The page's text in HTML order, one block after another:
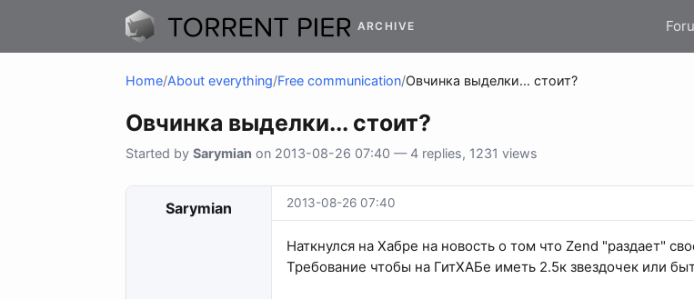
ARCHIVE
Home/About everything/Free communication/Овчинка выделки... стоит?
Овчинка выделки... стоит?
Started by Sarymian on 2013-08-26 07:40 — 4 replies, 1231 views
Sarymian 2013-08-26 07:40
Наткнулся на Хабре на новость о том что Zend "раздает"
Требование чтобы на ГитХАБе иметь 2.5к звездочек или